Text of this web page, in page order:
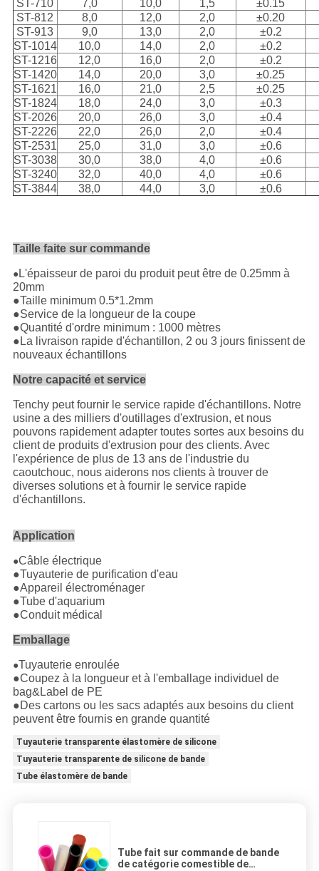
ST-710
7,0 10,0 1,5
±0.15
ST-812
8,0 12,0 2,0
±0.20
ST-913
9,0 13,0 2,0
±0.2
ST-1014
10,0 14,0 2,0
±0.2
ST-1216
12,0 16,0 2,0
±0.2
ST-1420
14,0 20,0 3,0
±0.25
ST-1621
16,0 21,0 2,5
±0.25
ST-1824
18,0 24,0 3,0
±0.3
ST-2026
20,0 26,0 3,0
±0.4
ST-2226
22,0 26,0 2,0
±0.4
ST-2531
25,0 31,0 3,0
±0.6
ST-3038
30,0 38,0 4,0
±0.6
ST-3240
32,0 40,0 4,0
±0.6
ST-3844
38,0 44,0 3,0 ±0.6
Taille faite sur commande
●L'épaisseur de paroi du produit peut être de 0.25mm à
20mm
●Taille minimum 0.5*1.2mm
●Service de la longueur de la coupe
●Quantité d'ordre minimum : 1000 mètres
●La livraison rapide d'échantillon, 2 ou 3 jours finissent de
nouveaux échantillons
Notre capacité et service
Tenchy peut fournir le service rapide d'échantillons. Notre
usine a des milliers d'outillages d'extrusion, et nous
pouvons rapidement adapter toutes sortes aux besoins du
client de produits d'extrusion pour des clients. Avec
l'expérience de plus de 13 ans de l'industrie du
caoutchouc, nous aiderons nos clients à trouver de
diverses solutions et à fournir le service rapide
d'échantillons.
Application
●Câble électrique
●Tuyauterie de purification d'eau
●Appareil électroménager
●Tube d'aquarium
●Conduit médical
Emballage
●Tuyauterie enroulée
●Coupez à la longueur et à l'emballage individuel de
bag&Label de PE
●Des cartons ou les sacs adaptés aux besoins du client
peuvent être fournis en grande quantité
Tuyauterie transparente élastomère de silicone
Tuyauterie transparente de silicone de bande
Tube élastomère de bande
Tube fait sur commande de bande
de catégorie comestible de